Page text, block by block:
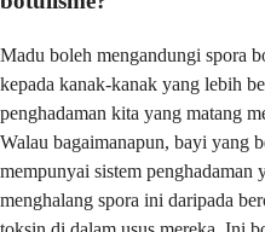
Madu boleh mengandungi spora
kepada kanak-kanak yang lebih
penghadaman kita yang matang
Walau bagaimanapun, bayi yang
mempunyai sistem penghadaman
menghalang spora ini daripada